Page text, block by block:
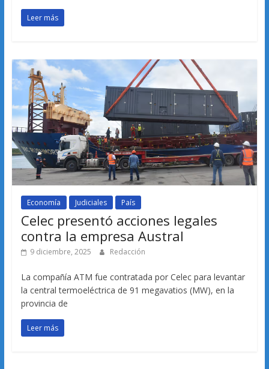
Leer más
Economía Judiciales País
Celec presentó acciones legales
contra la empresa Austral
9 diciembre, 2025 Redacción
La compañía ATM fue contratada por Celec para levantar
la central termoeléctrica de 91 megavatios (MW), en la
provincia de
Leer más